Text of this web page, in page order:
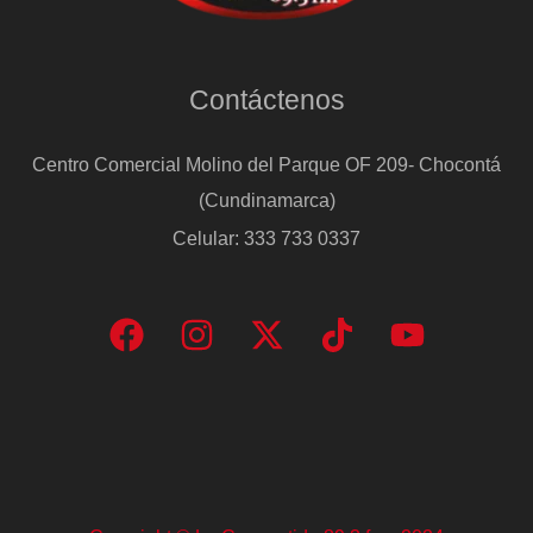
Contáctenos
Centro Comercial Molino del Parque OF 209- Chocontá
(Cundinamarca)
Celular: 333 733 0337